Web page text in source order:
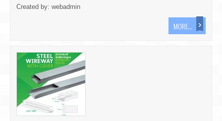
Created by: webadmin
MORE...